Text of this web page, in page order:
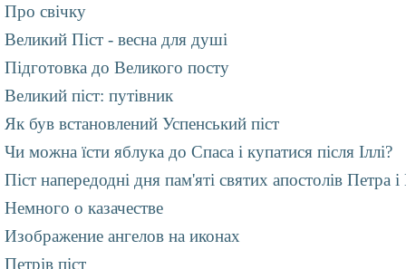
Про свічку
Великий Піст - весна для душі
Підготовка до Великого посту
Великий піст: путівник
Як був встановлений Успенський піст
Чи можна їсти яблука до Спаса і купатися після Іллі?
Піст напередодні дня пам'яті святих апостолів Петра
Немного о казачестве
Изображение ангелов на иконах
Петрів піст